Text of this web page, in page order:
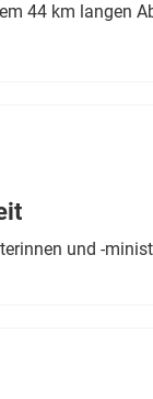
44 km langen
und -